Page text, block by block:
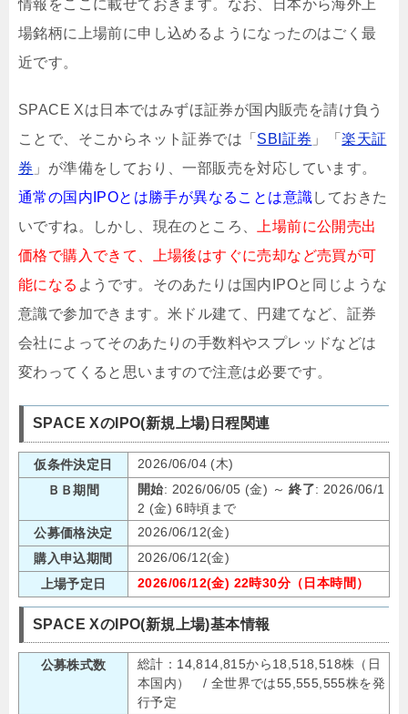
情報をここに載せておきます。なお、日本から海外上
場銘柄に上場前に申し込めるようになったのはごく最
近です。
SPACE Xは日本ではみずほ証券が国内販売を請け負う
ことで、そこからネット証券では「 SBI証券 」「楽天証
券 」が準備をしており、一部販売を対応しています。
通常の国内IPOとは勝手が異なることは意識しておきた
いですね。しかし、現在のところ、
上場前に公開売出
価格で購入できて、上場後はすぐに売却など売買が可
能になる ようです。そのあたりは国内IPOと同じような
意識で参加できます。米ドル建て、円建てなど、証券
会社によってそのあたりの手数料やスプレッドなどは
変わってくると思いますので注意は必要です。
SPACE XのIPO(新規上場)日程関連
仮条件決定日
2026/06/04 (木)
ＢＢ期間
開始: 2026/06/05 (金) ～ 終了: 2026/06/1
2 (金) 6時頃まで
公募価格決定
2026/06/12(金)
購入申込期間
2026/06/12(金)
上場予定日
2026/06/12(金) 22時30分（日本時間）
SPACE XのIPO(新規上場)基本情報
公募株式数
総計：14,814,815から18,518,518株（日
本国内） / 全世界では55,555,555株を発
行予定